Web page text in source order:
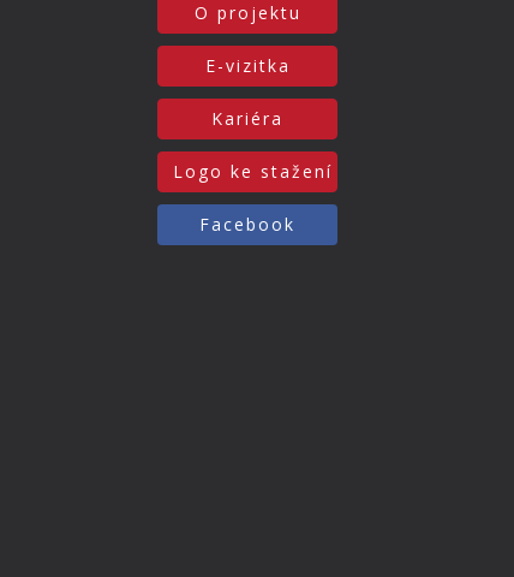
O projektu
E-vizitka
Kariéra
Logo ke stažení
Facebook